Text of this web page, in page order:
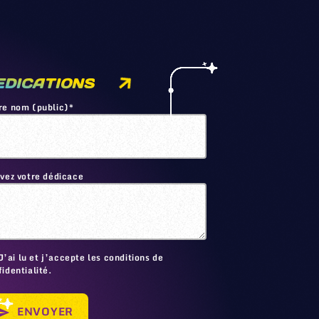
nom (public)*
votre dédicace
lu et j’accepte les conditions de
ENVOYER